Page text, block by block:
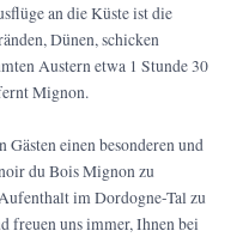
an die Küste ist die
Dünen, schicken
Austern etwa 1 Stunde 30
Mignon.
Gästen einen besonderen und
du Bois Mignon zu
im Dordogne-Tal zu
freuen uns immer, Ihnen bei